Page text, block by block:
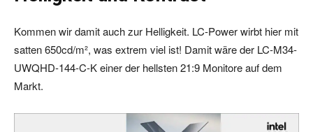
Kommen wir damit auch zur Helligkeit. LC-Power wirbt hier mit
satten 650cd/m², was extrem viel ist! Damit wäre der LC-M34-
UWQHD-144-C-K einer der hellsten 21:9 Monitore auf dem
Markt.